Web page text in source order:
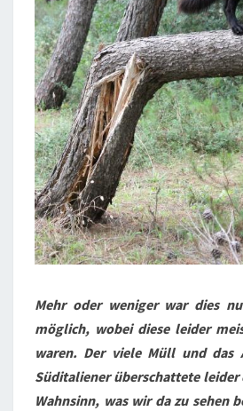
Mehr oder weniger war dies
möglich, wobei diese leider
waren. Der viele Müll und das
Süditaliener überschattete leider
Wahnsinn, was wir da zu sehen